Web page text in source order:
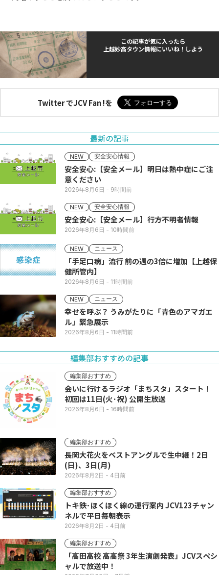
この記事が気に入ったら
上越妙高タウン情報にいいね！しよう
Twitter でJCV Fan !を
最新の記事
NEW 安全安心情報
安全安心:【安全メール】明日は熱中症にご注
意ください
2026年8月6日 - 9時間前
NEW 安全安心情報
安全安心:【安全メール】行方不明者情報
2026年8月6日 - 10時間前
NEW ニュース
「手足口病」流行 前の週の3倍に増加【上越保
健所管内】
2026年8月6日 - 11時間前
NEW ニュース
幸せを呼ぶ？ うみがたりに「青色のアマガエ
ル」緊急展示
2026年8月6日 - 11時間前
編集部おすすめの記事
編集部おすすめ
会いに行けるラジオ「まちスタ」スタート！
初回は11日(火･祝) 公開生放送
2026年8月6日 - 16時間前
編集部おすすめ
長岡大花火をベストアングルで生中継！2日
(日)、3日(月)
2026年8月2日 - 4日前
編集部おすすめ
トキ鉄･ほくほく線の運行案内 JCV123チャン
ネルで平日毎朝表示
2026年8月2日 - 4日前
編集部おすすめ
「高田高校 高高祭 3年生演劇発表」JCVスペシ
ャルで放送中！